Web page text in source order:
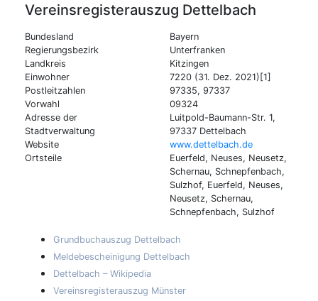
Vereinsregisterauszug Dettelbach
Bundesland
Bayern
Regierungsbezirk
Unterfranken
Landkreis
Kitzingen
Einwohner
7220 (31. Dez. 2021)[1]
Postleitzahlen
97335, 97337
Vorwahl
09324
Adresse der
Stadtverwaltung
Luitpold-Baumann-Str. 1,
97337 Dettelbach
Website
www.dettelbach.de
Ortsteile
Euerfeld, Neuses, Neusetz,
Schernau, Schnepfenbach,
Sulzhof, Euerfeld, Neuses,
Neusetz, Schernau,
Schnepfenbach, Sulzhof
Grundbuchauszug Dettelbach
Meldebescheinigung Dettelbach
Dettelbach – Wikipedia
Vereinsregisterauszug Münster